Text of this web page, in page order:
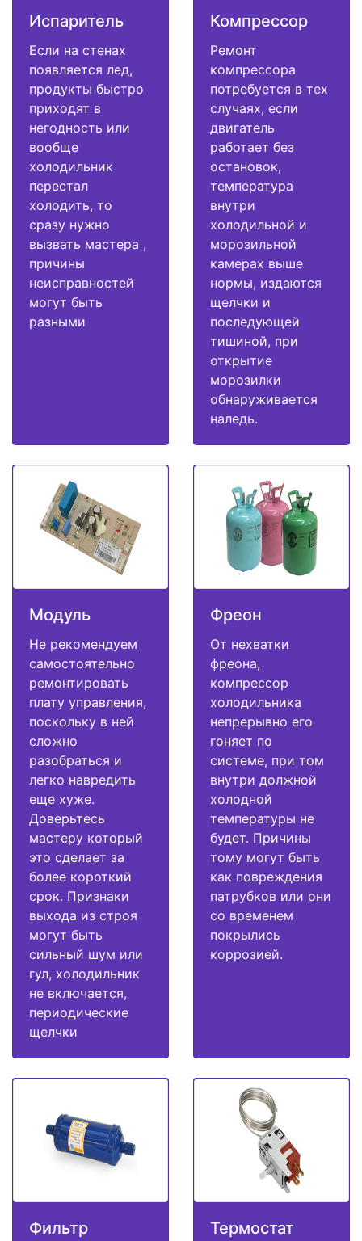
Испаритель
Если на стенах
появляется лед,
продукты быстро
приходят в
негодность или
вообще
холодильник
перестал
холодить, то
сразу нужно
вызвать мастера ,
причины
неисправностей
могут быть
разными
Компрессор
Ремонт
компрессора
потребуется в тех
случаях, если
двигатель
работает без
остановок,
температура
внутри
холодильной и
морозильной
камерах выше
нормы, издаются
щелчки и
последующей
тишиной, при
открытие
морозилки
обнаруживается
наледь.
Модуль
Не рекомендуем
самостоятельно
ремонтировать
плату управления,
поскольку в ней
сложно
разобраться и
легко навредить
еще хуже.
Доверьтесь
мастеру который
это сделает за
более короткий
срок. Признаки
выхода из строя
могут быть
сильный шум или
гул, холодильник
не включается,
периодические
щелчки
Фреон
От нехватки
фреона,
компрессор
холодильника
непрерывно его
гоняет по
системе, при том
внутри должной
холодной
температуры не
будет. Причины
тому могут быть
как повреждения
патрубков или они
со временем
покрылись
коррозией.
Фильтр Термостат